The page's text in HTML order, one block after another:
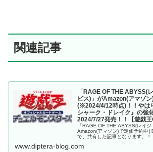
関連記事
「RAGE OF THE ABYSS(
ビス)」がAmazon(アマゾ
(※2024/4/12時点)！！やは
シャーク・ドレイク』の強
2024/7/27発売！！【遊戯王
「RAGE OF THE ABYSS(レイ
Amazon(アマゾン)で定価予約中
で、共有した記事となります。！
売！！
www.diptera-blog.com